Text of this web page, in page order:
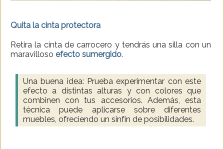
Quita la cinta protectora
Retira la cinta de carrocero y tendrás una silla con un
maravilloso efecto sumergido.
Una buena idea: Prueba experimentar con este
efecto a distintas alturas y con colores que
combinen con tus accesorios. Además, esta
técnica puede aplicarse sobre diferentes
muebles, ofreciendo un sinfín de posibilidades.